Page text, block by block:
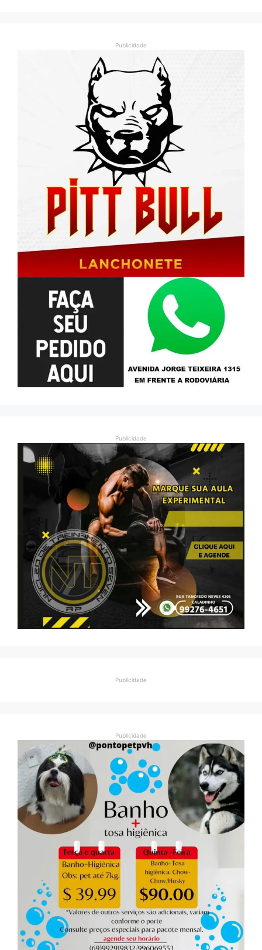
Publicidade
Publicidade
Publicidade
Publicidade